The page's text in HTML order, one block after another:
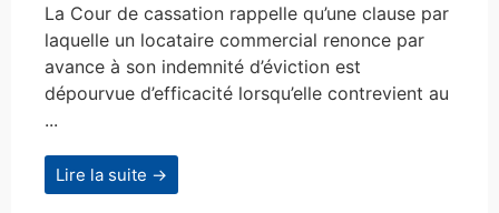
La Cour de cassation rappelle qu’une clause par
laquelle un locataire commercial renonce par
avance à son indemnité d’éviction est
dépourvue d’efficacité lorsqu’elle contrevient au
...
Lire la suite →